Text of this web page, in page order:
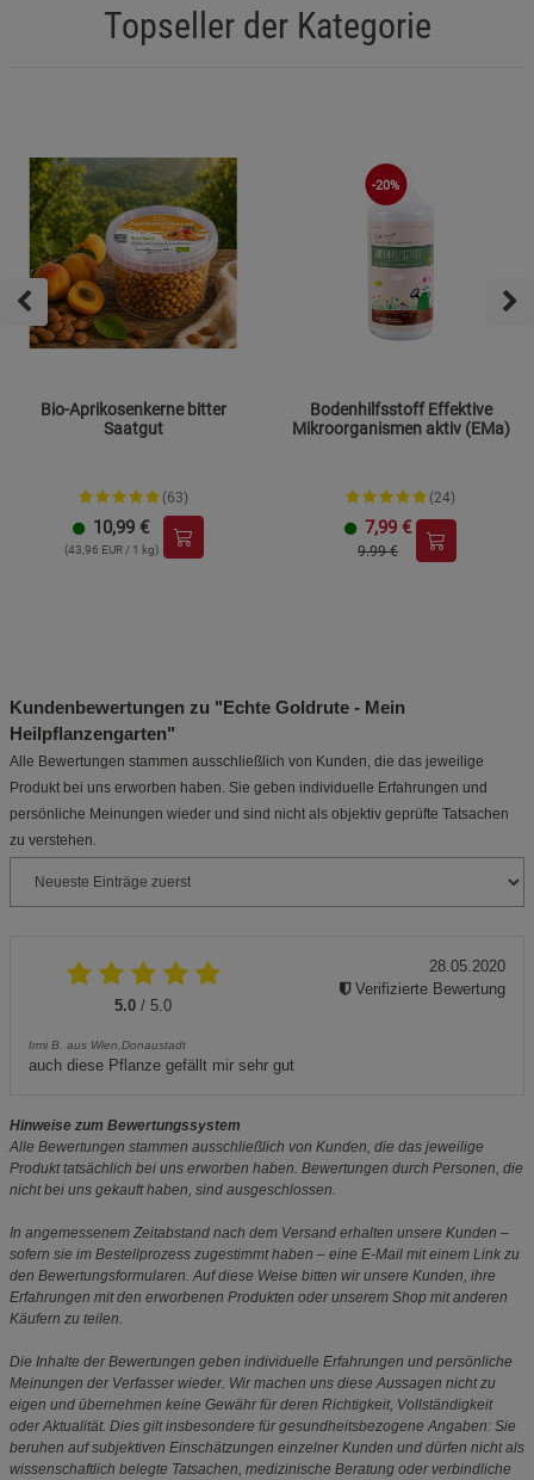
Topseller der Kategorie
Bio-Aprikosenkerne bitter
Saatgut
(63)
10,99 €
(43,96 EUR / 1 kg)
-20%
Bodenhilfsstoff Effektive
Mikroorganismen aktiv (EMa)
(24)
7,99 €
9.99 €
Kundenbewertungen zu "Echte Goldrute - Mein
Heilpflanzengarten"
Alle Bewertungen stammen ausschließlich von Kunden, die das jeweilige
Produkt bei uns erworben haben. Sie geben individuelle Erfahrungen und
persönliche Meinungen wieder und sind nicht als objektiv geprüfte Tatsachen
zu verstehen.
5.0 / 5.0
Irmi B. aus Wien,Donaustadt
auch diese Pflanze gefällt mir sehr gut
28.05.2020
Verifizierte Bewertung
Hinweise zum Bewertungssystem
Alle Bewertungen stammen ausschließlich von Kunden, die das jeweilige
Produkt tatsächlich bei uns erworben haben. Bewertungen durch Personen, die
nicht bei uns gekauft haben, sind ausgeschlossen.
In angemessenem Zeitabstand nach dem Versand erhalten unsere Kunden –
sofern sie im Bestellprozess zugestimmt haben – eine E-Mail mit einem Link zu
den Bewertungsformularen. Auf diese Weise bitten wir unsere Kunden, ihre
Erfahrungen mit den erworbenen Produkten oder unserem Shop mit anderen
Käufern zu teilen.
Die Inhalte der Bewertungen geben individuelle Erfahrungen und persönliche
Meinungen der Verfasser wieder. Wir machen uns diese Aussagen nicht zu
eigen und übernehmen keine Gewähr für deren Richtigkeit, Vollständigkeit
oder Aktualität. Dies gilt insbesondere für gesundheitsbezogene Angaben: Sie
beruhen auf subjektiven Einschätzungen einzelner Kunden und dürfen nicht als
wissenschaftlich belegte Tatsachen, medizinische Beratung oder verbindliche